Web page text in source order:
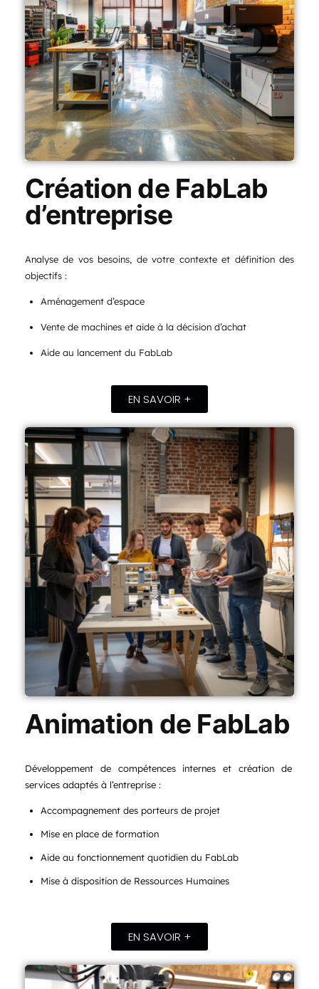
Création de FabLab
d’entreprise
Analyse de vos besoins, de votre contexte et définition des
objectifs :
Aménagement d’espace
Vente de machines et aide à la décision d’achat
Aide au lancement du FabLab
EN SAVOIR +
Animation de FabLab
Développement de compétences internes et création de
services adaptés à l’entreprise :
Accompagnement des porteurs de projet
Mise en place de formation
Aide au fonctionnement quotidien du FabLab
Mise à disposition de Ressources Humaines
EN SAVOIR +